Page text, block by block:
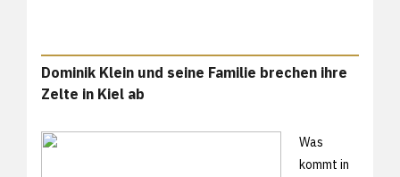
Dominik Klein und seine Familie brechen ihre
Zelte in Kiel ab
Was
kommt in